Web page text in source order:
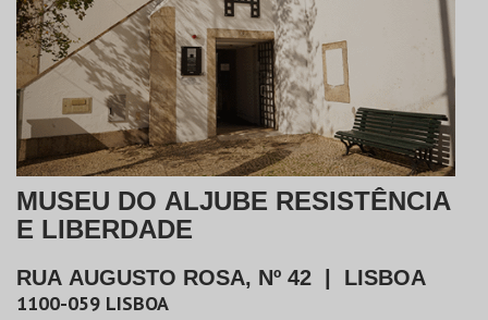
PRODUTOS
MUSEU DO ALJUBE RESISTÊNCIA
E LIBERDADE
RUA AUGUSTO ROSA, Nº 42 LISBOA
1100-059 LISBOA